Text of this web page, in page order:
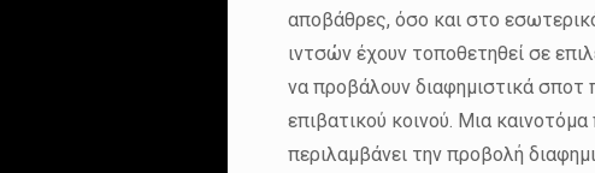
αποβάθρες, όσο και στο
ιντσών έχουν τοποθετηθεί σε
να προβάλουν διαφημιστικά σποτ
επιβατικού κοινού. Μια
περιλαμβάνει την προβολή